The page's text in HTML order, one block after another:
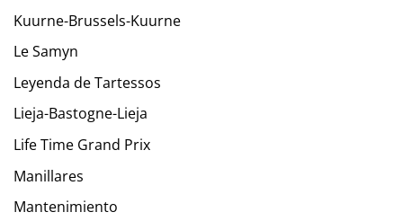
Kuurne-Brussels-Kuurne
Le Samyn
Leyenda de Tartessos
Lieja-Bastogne-Lieja
Life Time Grand Prix
Manillares
Mantenimiento